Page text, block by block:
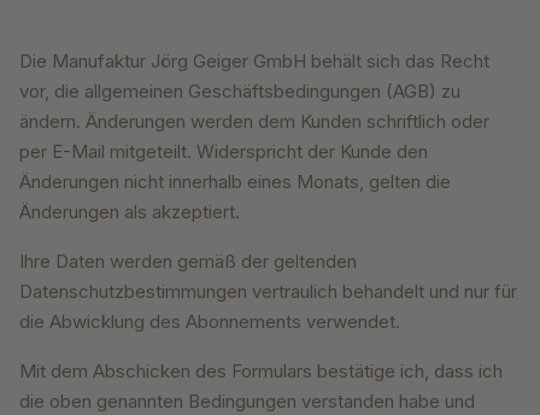
Die Manufaktur Jörg Geiger GmbH behält sich das Recht
vor, die allgemeinen Geschäftsbedingungen (AGB) zu
ändern. Änderungen werden dem Kunden schriftlich oder
per E-Mail mitgeteilt. Widerspricht der Kunde den
Änderungen nicht innerhalb eines Monats, gelten die
Änderungen als akzeptiert.
Ihre Daten werden gemäß der geltenden
Datenschutzbestimmungen vertraulich behandelt und nur für
die Abwicklung des Abonnements verwendet.
Mit dem Abschicken des Formulars bestätige ich, dass ich
die oben genannten Bedingungen verstanden habe und